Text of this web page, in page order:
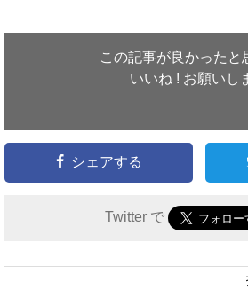
この記事が良かったと
いいね ! お願いし
シェアする
Twitter で